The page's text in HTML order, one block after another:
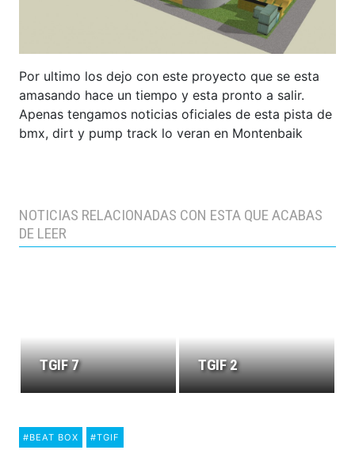
Por ultimo los dejo con este proyecto que se esta
amasando hace un tiempo y esta pronto a salir.
Apenas tengamos noticias oficiales de esta pista de
bmx, dirt y pump track lo veran en Montenbaik
NOTICIAS RELACIONADAS CON ESTA QUE ACABAS
DE LEER
TGIF 7 TGIF 2
#BEAT BOX #TGIF